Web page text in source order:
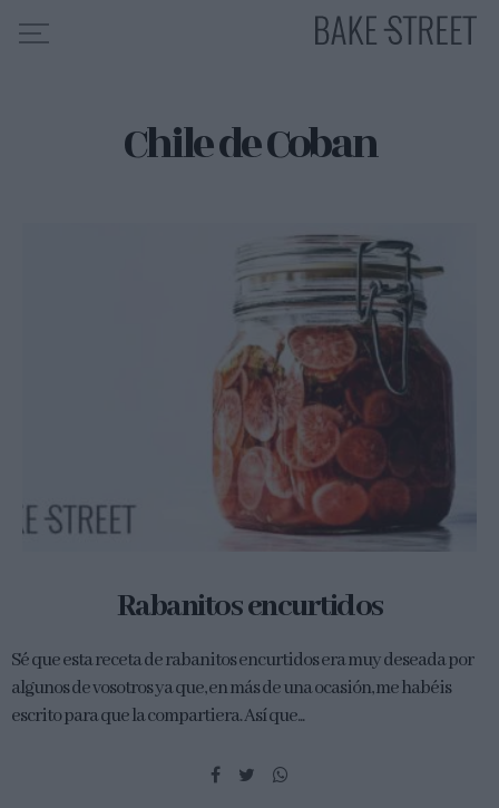
HOME
MIS CURSOS
CONTACTO
ES EN
Chile de Coban
Rabanitos encurtidos
Sé que esta receta de rabanitos encurtidos era muy deseada por
algunos de vosotros ya que, en más de una ocasión, me habéis
escrito para que la compartiera. Así que...